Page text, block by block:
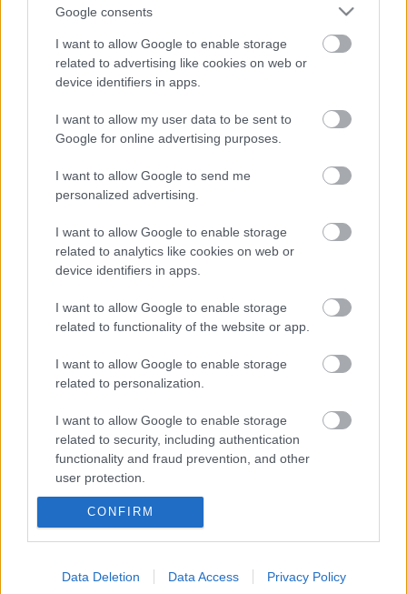
Google consents
I want to allow Google to enable storage
related to advertising like cookies on web or
device identifiers in apps.
I want to allow my user data to be sent to
Google for online advertising purposes.
I want to allow Google to send me
personalized advertising.
I want to allow Google to enable storage
related to analytics like cookies on web or
device identifiers in apps.
I want to allow Google to enable storage
related to functionality of the website or app.
I want to allow Google to enable storage
related to personalization.
I want to allow Google to enable storage
related to security, including authentication
functionality and fraud prevention, and other
user protection.
CONFIRM
Data Deletion Data Access Privacy Policy
szoros, mint majdnem két hónapja, az akkori
listavezető Bern immár nyolc pontra van az első
helyen lévő Zugtól, második a címvédő HC Davos egy
ponttal lemaradva, míg harmadik…
Hetényivel ismét pontot szerzett a
Jokerit
2012. január 22.
Hetényi Zoltán szombaton ismét a finn élvonalban
kapott bizonyítási lehetőséget, és ötödször is élt a
Pelicansszal szemben 3-2-re, Hetényi a 65 perc
játékidő alatt 31 lövésből 29-et hárított, így 93,6%-os
Kóger egyelőre megragadt az AHL-
F. Kapus•2012. január 06.
"Még itt vagyok a Providence Bruinsnál, ez pozitív,
de semmi többet nem tudok mondani a folytatásról
– jellemezte saját helyzetét Kóger Dániel, aki jelenleg
– Továbbra is nagyon jól érzem itt magam,